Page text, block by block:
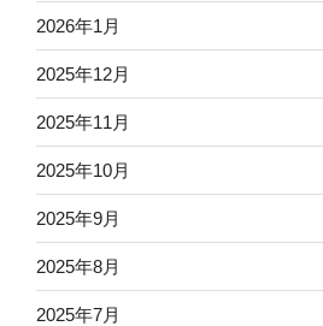
2026年1月
2025年12月
2025年11月
2025年10月
2025年9月
2025年8月
2025年7月